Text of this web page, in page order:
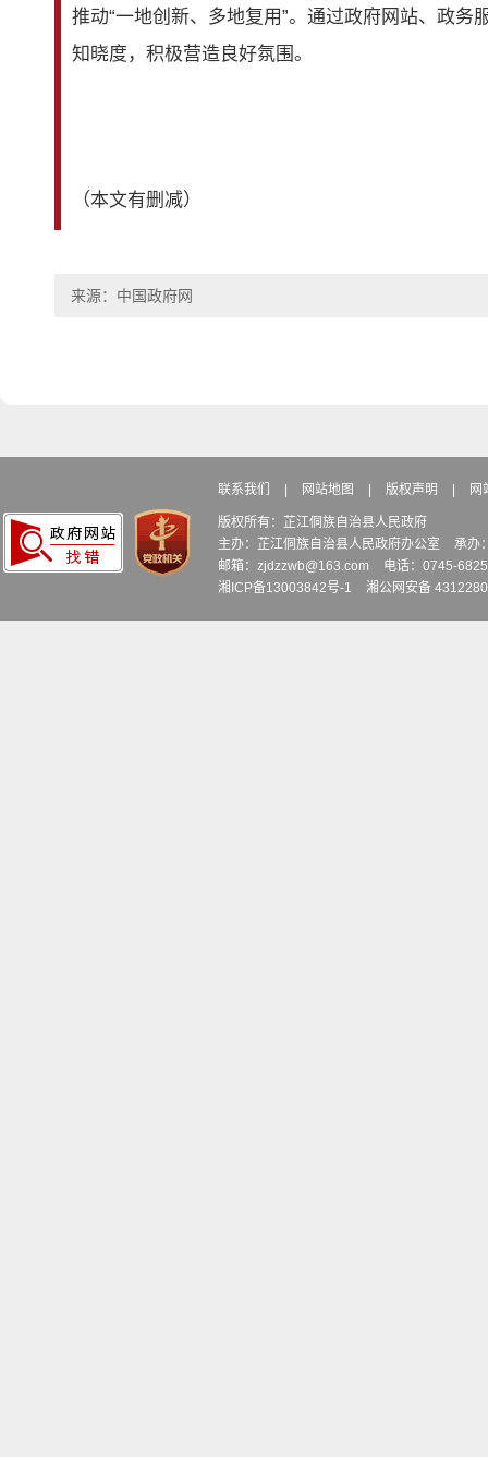
推动“一地创新、多地复用”。通过政府网站、政
知晓度，积极营造良好氛围。
（本文有删减）
来源：中国政府网
联系我们 网站地图 版权声明 网
版权所有：芷江侗族自治县人民政府
主办：芷江侗族自治县人民政府办公室
承办
邮箱：zjdzzwb@163.com
电话：0745-
湘ICP备13003842号-1
湘公网安备